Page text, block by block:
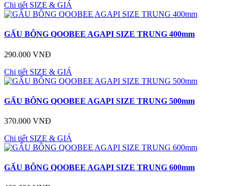
Chi tiết SIZE & GIÁ
GẤU BÔNG QOOBEE AGAPI SIZE TRUNG 400mm
290.000 VNĐ
Chi tiết SIZE & GIÁ
GẤU BÔNG QOOBEE AGAPI SIZE TRUNG 500mm
370.000 VNĐ
Chi tiết SIZE & GIÁ
GẤU BÔNG QOOBEE AGAPI SIZE TRUNG 600mm